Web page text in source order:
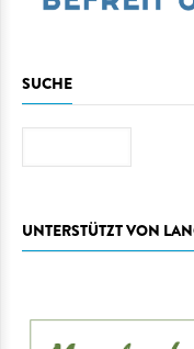
SUCHE
UNTERSTÜTZT VON